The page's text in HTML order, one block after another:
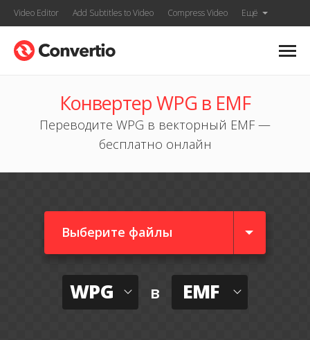
Video Editor Add Subtitles to Video Compress Video Ещё
Конвертер WPG в EMF
Переводите WPG в векторный EMF —
бесплатно онлайн
Выберите файлы
WPG в EMF